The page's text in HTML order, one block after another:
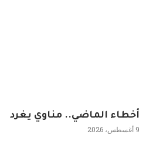
أخطاء الماضي.. مناوي يغرد
9 أغسطس، 2026